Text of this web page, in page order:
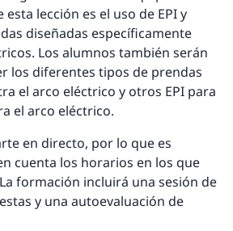
lección es el uso de EPI y
diseñadas específicamente
Los alumnos también serán
los diferentes tipos de prendas
el arco eléctrico y otros EPI para
el arco eléctrico.
en directo, por lo que es
cuenta los horarios en los que
formación incluirá una sesión de
y una autoevaluación de